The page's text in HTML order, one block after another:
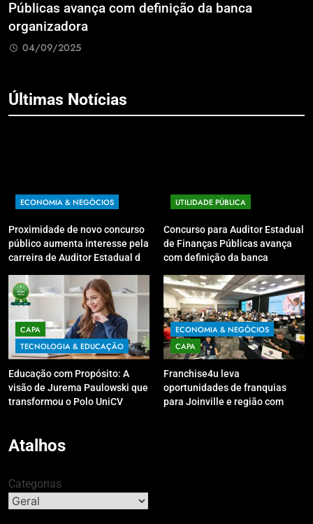
Públicas avança com definição da banca
organizadora
04/09/2025
Últimas Notícias
ECONOMIA & NEGÓCIOS
Proximidade de novo concurso
público aumenta interesse pela
carreira de Auditor Estadual de
Youtube irá sanar dúvidas
UTILIDADE PÚBLICA
Concurso para Auditor Estadual
de Finanças Públicas avança
com definição da banca
CAPA
TECNOLOGIA & EDUCAÇÃO
Educação com Propósito: A
visão de Jurema Paulowski que
transformou o Polo UniCV
ECONOMIA & NEGÓCIOS
CAPA
Franchise4u leva
oportunidades de franquias
para Joinville e região com
Atalhos
Categorias